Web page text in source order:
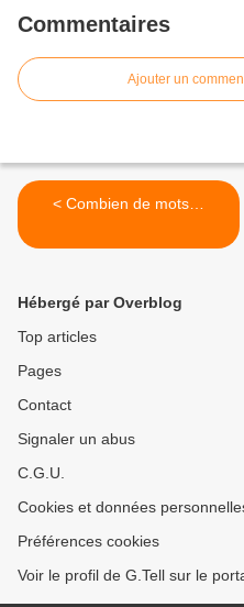
Commentaires
Ajouter un
< Combien de mots…
Hébergé par Overblog
Top articles
Pages
Contact
Signaler un abus
C.G.U.
Cookies et données
Préférences cookies
Voir le profil de G.Tell sur le